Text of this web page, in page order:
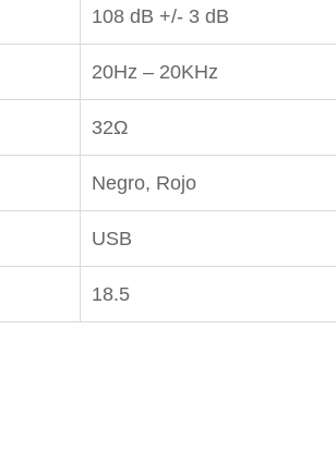
108 dB +/- 3 dB
20Hz – 20KHz
32Ω
Negro, Rojo
USB
18.5